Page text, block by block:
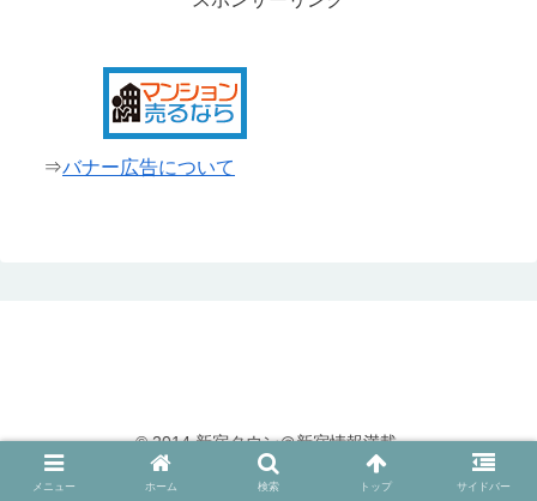
⇒バナー広告について
© 2014 新宿タウン＠新宿情報満載.
メニュー ホーム 検索 トップ サイドバー